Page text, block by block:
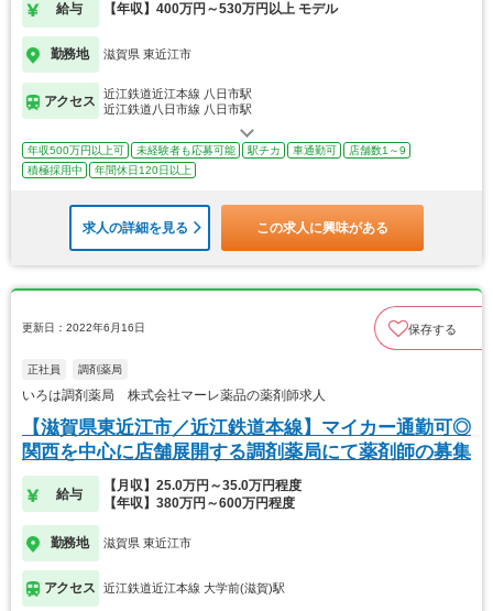
給与 【年収】400万円～530万円以上 モデル
勤務地 滋賀県 東近江市
アクセス
近江鉄道近江本線 八日市駅
近江鉄道八日市線 八日市駅
年収500万円以上可 未経験者も応募可能 駅チカ 車通勤可
店舗数1～9
積極採用中
年間休日120日以上
求人の詳細を見る この求人に興味がある
更新日：2022年6月16日 保存する
正社員 調剤薬局
いろは調剤薬局 株式会社マーレ薬品の薬剤師求人
【滋賀県東近江市／近江鉄道本線】マイカー通勤可◎
関西を中心に店舗展開する調剤薬局にて薬剤師の募集
給与
【月収】25.0万円～35.0万円程度
【年収】380万円～600万円程度
勤務地 滋賀県 東近江市
アクセス 近江鉄道近江本線 大学前(滋賀)駅